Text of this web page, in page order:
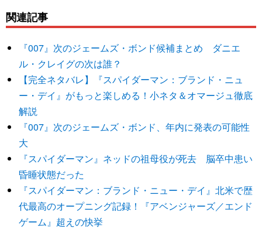
関連記事
『007』次のジェームズ・ボンド候補まとめ ダニエ
ル・クレイグの次は誰？
【完全ネタバレ】『スパイダーマン：ブランド・ニュ
ー・デイ』がもっと楽しめる！小ネタ＆オマージュ徹底
解説
『007』次のジェームズ・ボンド、年内に発表の可能性
大
『スパイダーマン』ネッドの祖母役が死去 脳卒中患い
昏睡状態だった
『スパイダーマン：ブランド・ニュー・デイ』北米で歴
代最高のオープニング記録！『アベンジャーズ／エンド
ゲーム』超えの快挙